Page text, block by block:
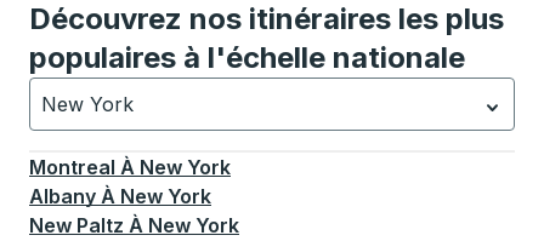
Découvrez nos itinéraires les plus
populaires à l'échelle nationale
New York
Actuellement sélectionné: New York.La sélection est
Montreal À New York
Albany À New York
New Paltz À New York